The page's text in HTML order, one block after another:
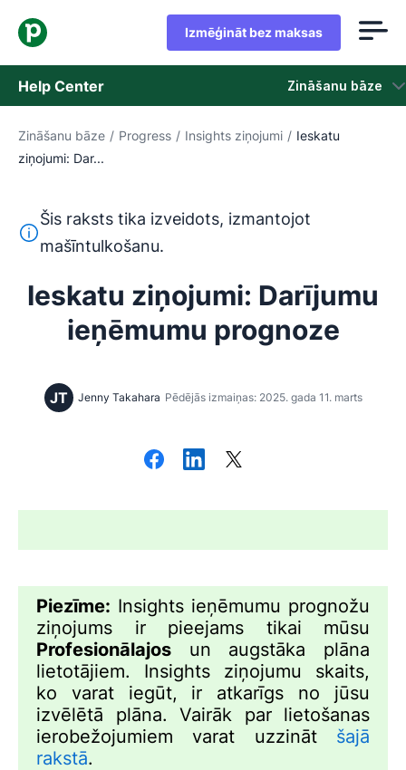
Izmēģināt bez maksas
Help Center Zināšanu bāze
Zināšanu bāze
Sazināties ar atbalsta dienestu
Zināšanu bāze / Progress / Insights ziņojumi / Ieskatu
ziņojumi: Dar...
Šis teksts ir tulkots no angļu valodas, izmantojot
Šis raksts tika izveidots, izmantojot
mašīntulkošanu.
Ieskatu ziņojumi: Darījumu
ieņēmumu prognoze
JT Jenny Takahara Pēdējās izmaiņas: 2025. gada 11. marts
Piezīme: Insights ieņēmumu prognožu
ziņojums ir pieejams tikai mūsu
Profesionālajos un augstāka plāna
lietotājiem. Insights ziņojumu skaits,
ko varat iegūt, ir atkarīgs no jūsu
izvēlētā plāna. Vairāk par lietošanas
ierobežojumiem varat uzzināt šajā
rakstā.